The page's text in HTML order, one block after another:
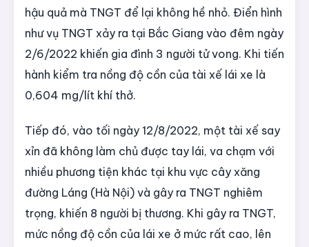
hậu quả mà TNGT để lại không hề nhỏ. Điển hình
như vụ TNGT xảy ra tại Bắc Giang vào đêm ngày
2/6/2022 khiến gia đình 3 người tử vong. Khi tiến
hành kiểm tra nồng độ cồn của tài xế lái xe là
0,604 mg/lít khí thở.
Tiếp đó, vào tối ngày 12/8/2022, một tài xế say
xỉn đã không làm chủ được tay lái, va chạm với
nhiều phương tiện khác tại khu vực cây xăng
đường Láng (Hà Nội) và gây ra TNGT nghiêm
trọng, khiến 8 người bị thương. Khi gây ra TNGT,
mức nồng độ cồn của lái xe ở mức rất cao, lên